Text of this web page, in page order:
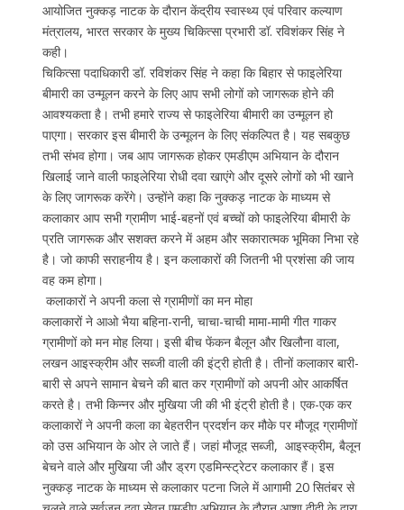
आयोजित नुक्कड़ नाटक के दौरान केंद्रीय स्वास्थ्य एवं परिवार कल्याण
मंत्रालय, भारत सरकार के मुख्य चिकित्सा प्रभारी डॉ. रविशंकर सिंह ने
कही।
चिकित्सा पदाधिकारी डॉ. रविशंकर सिंह ने कहा कि बिहार से फाइलेरिया
बीमारी का उन्मूलन करने के लिए आप सभी लोगों को जागरूक होने की
आवश्यकता है। तभी हमारे राज्य से फाइलेरिया बीमारी का उन्मूलन हो
पाएगा। सरकार इस बीमारी के उन्मूलन के लिए संकल्पित है। यह सबकुछ
तभी संभव होगा। जब आप जागरूक होकर एमडीएम अभियान के दौरान
खिलाई जाने वाली फाइलेरिया रोधी दवा खाएंगे और दूसरे लोगों को भी खाने
के लिए जागरूक करेंगे। उन्होंने कहा कि नुक्कड़ नाटक के माध्यम से
कलाकार आप सभी ग्रामीण भाई-बहनों एवं बच्चों को फाइलेरिया बीमारी के
प्रति जागरूक और सशक्त करने में अहम और सकारात्मक भूमिका निभा रहे
है। जो काफी सराहनीय है। इन कलाकारों की जितनी भी प्रशंसा की जाय
वह कम होगा।
कलाकारों ने अपनी कला से ग्रामीणों का मन मोहा
कलाकारों ने आओ भैया बहिना-रानी, चाचा-चाची मामा-मामी गीत गाकर
ग्रामीणों को मन मोह लिया। इसी बीच फेंकन बैलून और खिलौना वाला,
लखन आइस्क्रीम और सब्जी वाली की इंट्री होती है। तीनों कलाकार बारी-
बारी से अपने सामान बेचने की बात कर ग्रामीणों को अपनी ओर आकर्षित
करते है। तभी किन्नर और मुखिया जी की भी इंट्री होती है। एक-एक कर
कलाकारों ने अपनी कला का बेहतरीन प्रदर्शन कर मौके पर मौजूद ग्रामीणों
को उस अभियान के ओर ले जाते हैं। जहां मौजूद सब्जी, आइस्क्रीम, बैलून
बेचने वाले और मुखिया जी और ड्रग एडमिन्स्ट्रेटर कलाकार हैं। इस
नुक्कड़ नाटक के माध्यम से कलाकार पटना जिले में आगामी 20 सितंबर से